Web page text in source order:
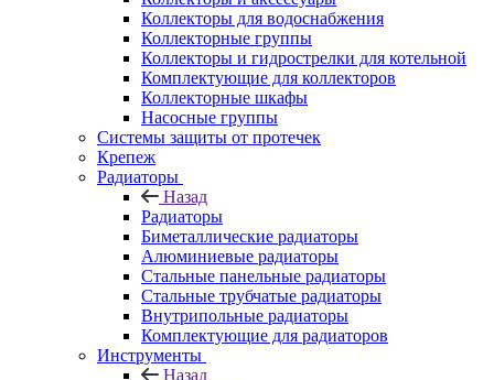
Коллекторы для водоснабжения
Коллекторные группы
Коллекторы и гидрострелки для котельной
Комплектующие для коллекторов
Коллекторные шкафы
Насосные группы
Системы защиты от протечек
Крепеж
Радиаторы
Назад
Радиаторы
Биметаллические радиаторы
Алюминиевые радиаторы
Стальные панельные радиаторы
Стальные трубчатые радиаторы
Внутрипольные радиаторы
Комплектующие для радиаторов
Инструменты
Назад